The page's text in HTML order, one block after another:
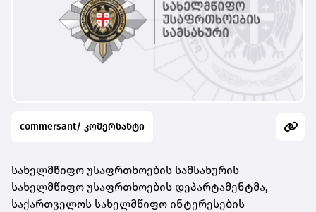
commersant/ კომერსანტი
სახელმწიფო უსაფრთხოების სამსახურის
სახელმწიფო უსაფრთხოების დეპარტამენტმა,
საქართველოს სახელმწიფო ინტერესების